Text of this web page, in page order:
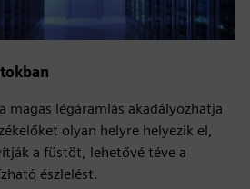
magas légáramlás akadályozhatja
olyan helyre helyezik el,
a füstöt, lehetővé téve a
észlelést.